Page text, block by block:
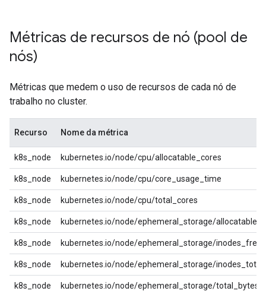
Métricas de recursos de nó (pool de
nós)
Métricas que medem o uso de recursos de cada nó de
trabalho no cluster.
Recurso Nome da métrica
k8s_node kubernetes.io/node/cpu/allocatable_cores
k8s_node kubernetes.io/node/cpu/core_usage_time
k8s_node kubernetes.io/node/cpu/total_cores
k8s_node kubernetes.io/node/ephemeral_storage/
k8s_node kubernetes.io/node/ephemeral_storage/inodes_free
k8s_node kubernetes.io/node/ephemeral_storage/inodes_total
k8s_node kubernetes.io/node/ephemeral_storage/total_bytes